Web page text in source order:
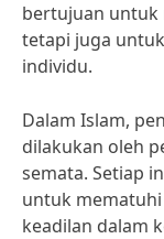
bertujuan untuk
tetapi juga
individu.
Dalam Islam,
dilakukan oleh
semata. Setiap
untuk
keadilan dalam